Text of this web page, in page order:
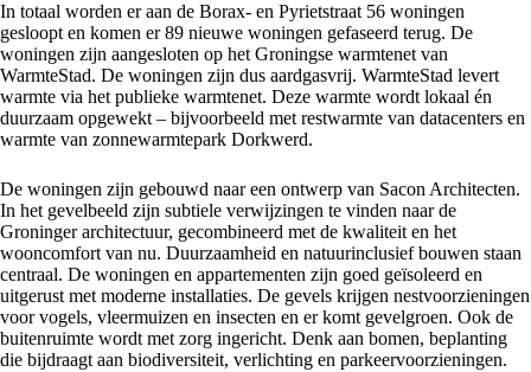
In totaal worden er aan de Borax- en Pyrietstraat 56 woningen
gesloopt en komen er 89 nieuwe woningen gefaseerd terug. De
woningen zijn aangesloten op het Groningse warmtenet van
WarmteStad. De woningen zijn dus aardgasvrij. WarmteStad levert
warmte via het publieke warmtenet. Deze warmte wordt lokaal én
duurzaam opgewekt – bijvoorbeeld met restwarmte van datacenters en
warmte van zonnewarmtepark Dorkwerd.
De woningen zijn gebouwd naar een ontwerp van Sacon Architecten.
In het gevelbeeld zijn subtiele verwijzingen te vinden naar de
Groninger architectuur, gecombineerd met de kwaliteit en het
wooncomfort van nu. Duurzaamheid en natuurinclusief bouwen staan
centraal. De woningen en appartementen zijn goed geïsoleerd en
uitgerust met moderne installaties. De gevels krijgen nestvoorzieningen
voor vogels, vleermuizen en insecten en er komt gevelgroen. Ook de
buitenruimte wordt met zorg ingericht. Denk aan bomen, beplanting
die bijdraagt aan biodiversiteit, verlichting en parkeervoorzieningen.